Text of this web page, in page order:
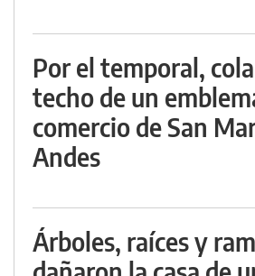
Por el temporal,
techo de un
comercio de San
Andes
Árboles, raíces y